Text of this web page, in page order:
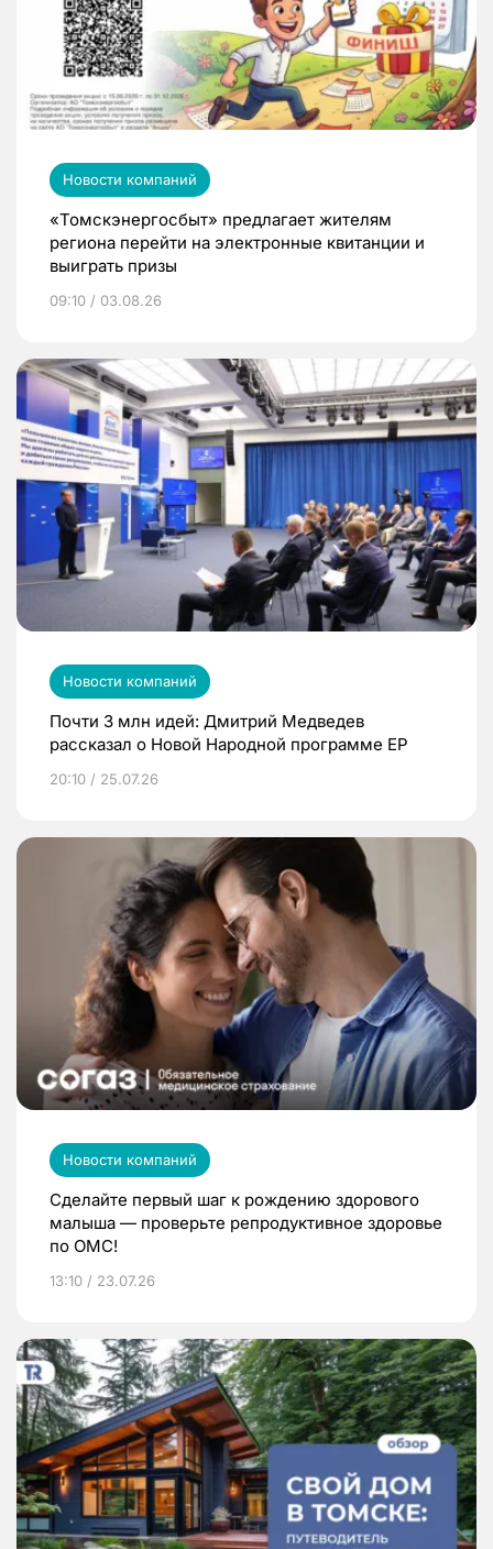
Новости компаний
«Томскэнергосбыт» предлагает жителям
региона перейти на электронные квитанции и
выиграть призы
09:10 / 03.08.26
Новости компаний
Почти 3 млн идей: Дмитрий Медведев
рассказал о Новой Народной программе ЕР
20:10 / 25.07.26
Новости компаний
Сделайте первый шаг к рождению здорового
малыша — проверьте репродуктивное здоровье
по ОМС!
13:10 / 23.07.26